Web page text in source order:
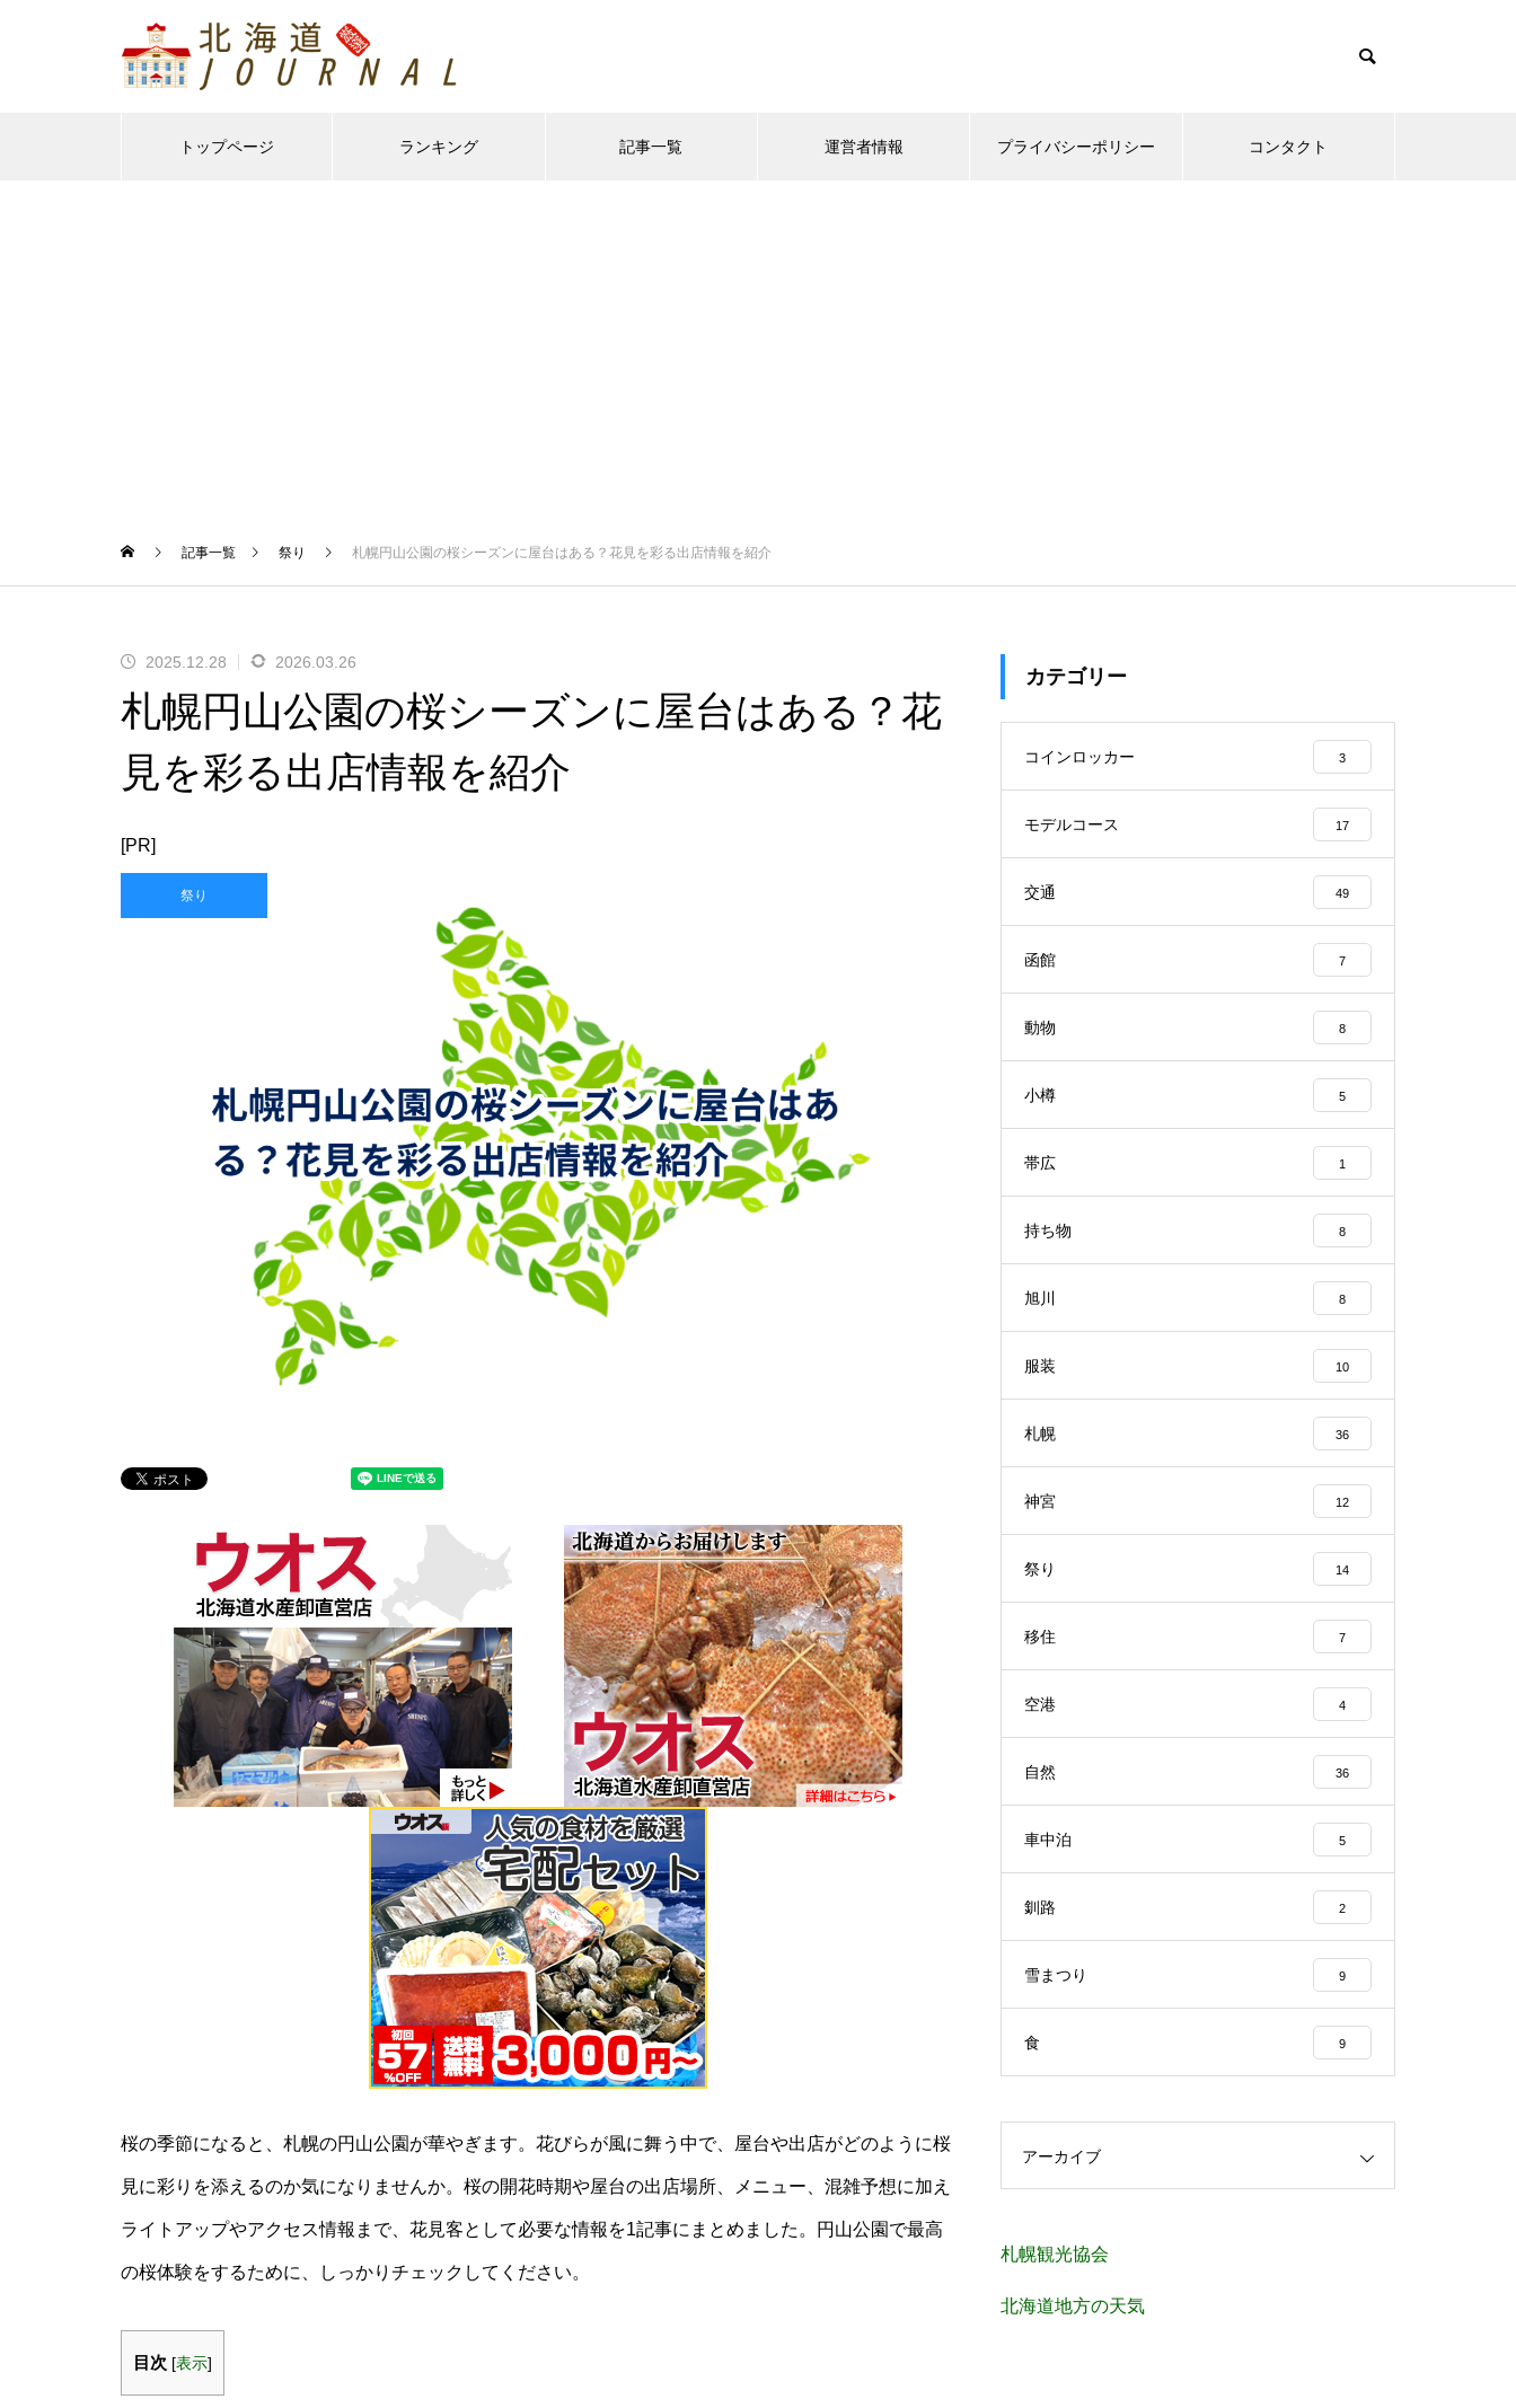
トップページ ランキング 記事一覧 運営者情報 プライバシーポリシー コンタクト
記事一覧 祭り 札幌円山公園の桜シーズンに屋台はある？花見を彩る出店情報を紹介
2025.12.28 2026.03.26
札幌円山公園の桜シーズンに屋台はある？花
見を彩る出店情報を紹介
[PR]
祭り
桜の季節になると、札幌の円山公園が華やぎます。花びらが風に舞う中で、屋台や出店がどのように桜
見に彩りを添えるのか気になりませんか。桜の開花時期や屋台の出店場所、メニュー、混雑予想に加え
ライトアップやアクセス情報まで、花見客として必要な情報を1記事にまとめました。円山公園で最高
の桜体験をするために、しっかりチェックしてください。
目次 [表示]
カテゴリー
コインロッカー 3
モデルコース 17
交通 49
函館 7
動物 8
小樽 5
帯広 1
持ち物 8
旭川 8
服装 10
札幌 36
神宮 12
祭り 14
移住 7
空港 4
自然 36
車中泊 5
釧路 2
雪まつり 9
食 9
アーカイブ
札幌観光協会
北海道地方の天気